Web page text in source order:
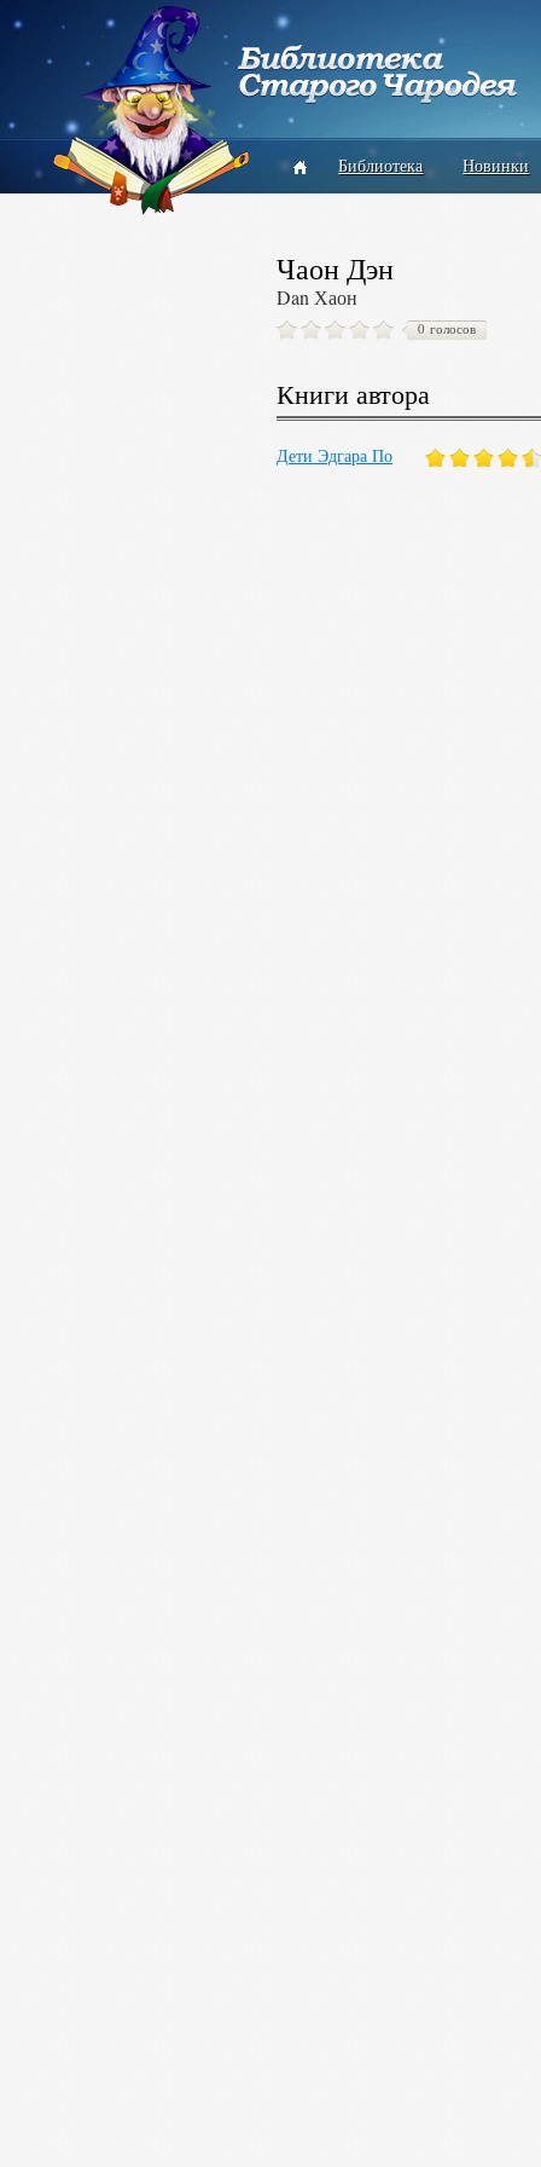
Библиотека Новинки
Чаон Дэн
Dan Хаон
0 голосов
Книги автора
Дети Эдгара По